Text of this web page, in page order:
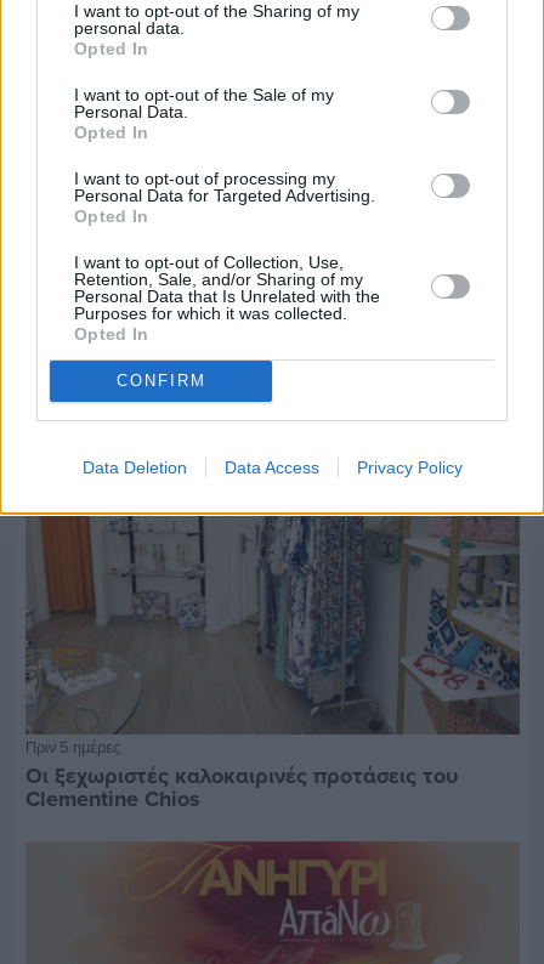
I want to opt-out of the Sharing of my
personal data.
Opted In
I want to opt-out of the Sale of my
Personal Data.
Opted In
I want to opt-out of processing my
Personal Data for Targeted Advertising.
Opted In
I want to opt-out of Collection, Use,
Retention, Sale, and/or Sharing of my
Personal Data that Is Unrelated with the
Purposes for which it was collected.
Opted In
CONFIRM
Data Deletion Data Access Privacy Policy
Πριν 4 ημέρες
Οδηγοί Δασικών Υπηρεσιών: Ζητούν ένταξη στο
Διαφήμιση
Πριν 5 ημέρες
Οι ξεχωριστές καλοκαιρινές προτάσεις του
Clementine Chios